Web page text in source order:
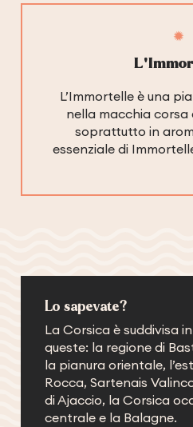
L’Immortelle è una
nella macchia corsa
soprattutto in
essenziale di
Lo sapevate?
La Corsica è suddivisa
queste: la regione di
la pianura orientale,
Rocca, Sartenais
di Ajaccio, la Corsica
centrale e la Balagne.